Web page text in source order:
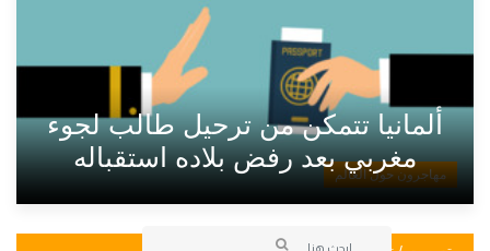
مهاجرون حول العالم
ألمانيا تتمكن من ترحيل طالب لجوء
مغربي بعد رفض بلاده استقباله